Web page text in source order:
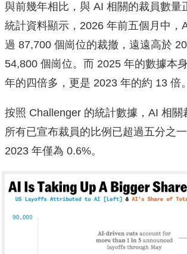
與前幾年相比，與 AI 相關的裁員數量
統計資料顯示，2026 年前五個月中，
過 87,700 個崗位的裁撤，遠遠高於
54,800 個崗位。而 2025 年的數據本
年的四倍多，更是 2023 年的約 13 倍。
按照 Challenger 的統計數據，AI 相關
所有已宣布裁員的比例已超過五分之
2023 年僅為 0.6%。